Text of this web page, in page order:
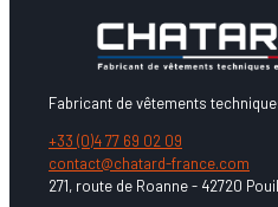
Fabricant de vêtements
+33 (0)4 77 69 02 09
contact@chatard-france.com
271, route de Roanne - 42720